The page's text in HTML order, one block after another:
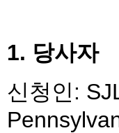
1. 당사자
신청인: